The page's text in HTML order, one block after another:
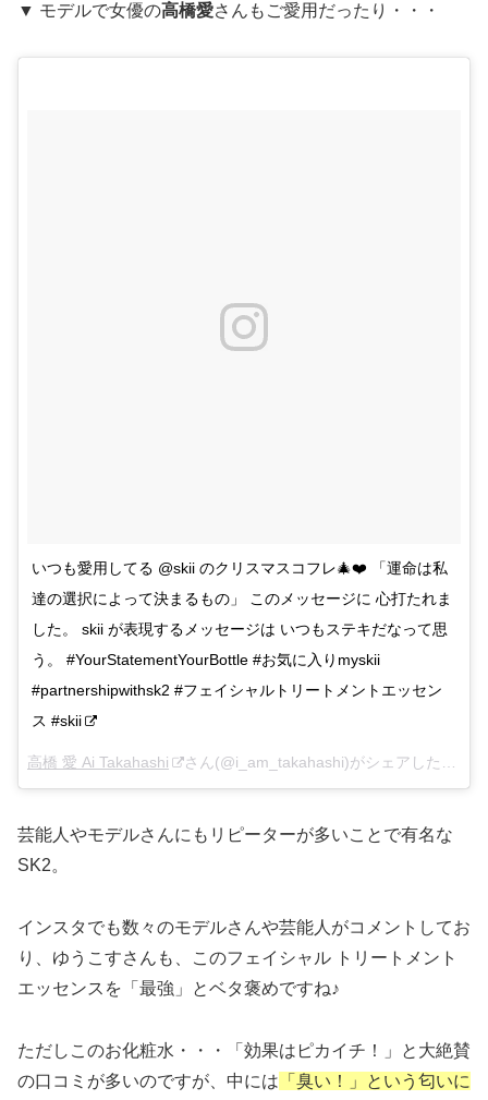
▼ モデルで女優の高橋愛さんもご愛用だったり・・・
いつも愛用してる @skii のクリスマスコフレ🎄❤️ 「運命は私
達の選択によって決まるもの」 このメッセージに 心打たれま
した。 skii が表現するメッセージは いつもステキだなって思
う。 #YourStatementYourBottle #お気に入りmyskii
#partnershipwithsk2 #フェイシャルトリートメントエッセン
ス #skii
高橋 愛 Ai Takahashi さん(@i_am_takahashi)がシェアした投稿 –
芸能人やモデルさんにもリピーターが多いことで有名な
SK2。
インスタでも数々のモデルさんや芸能人がコメントしてお
り、 ゆうこすさんも、このフェイシャル トリートメント
エッセンスを「最強」
とベタ褒めですね♪
ただしこのお化粧水・・・「効果はピカイチ！」と大絶賛
の口コミが多いのですが、中には 「臭い！」という匂いに